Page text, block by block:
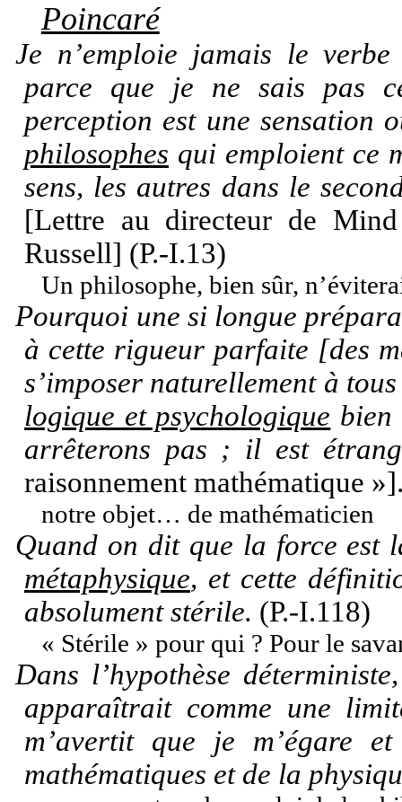
Poincaré
Je n’emploie jamais le
parce que je ne sais pas
perception est une
philosophes qui emploient ce
sens, les autres dans le
[Lettre au directeur de
Russell] (P.-I.13)
Un philosophe, bien sûr,
Pourquoi une si longue
à cette rigueur parfaite [des
s’imposer naturellement à
logique et psychologique bien
arrêterons pas ; il est
raisonnement mathématique
notre objet… de mathématicien
Quand on dit que la force est
métaphysique, et cette
absolument stérile. (P.-I.118)
« Stérile » pour qui ? Pour le
Dans l’hypothèse
apparaîtrait comme une
m’avertit que je m’égare
mathématiques et de la